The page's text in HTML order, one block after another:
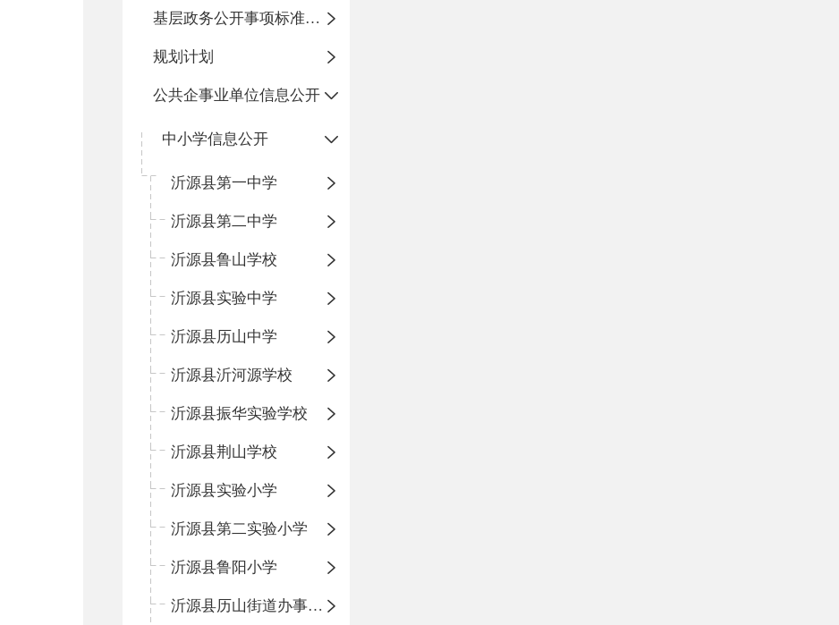
基层政务公开事项标准目录
规划计划
公共企事业单位信息公开
中小学信息公开
沂源县第一中学
沂源县第二中学
沂源县鲁山学校
沂源县实验中学
沂源县历山中学
沂源县沂河源学校
沂源县振华实验学校
沂源县荆山学校
沂源县实验小学
沂源县第二实验小学
沂源县鲁阳小学
沂源县历山街道办事处振兴路小学